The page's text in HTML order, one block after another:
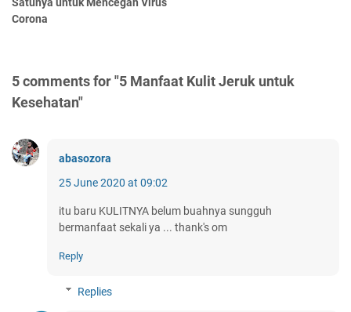
Corona
5 comments for "5 Manfaat Kulit Jeruk untuk
Kesehatan"
abasozora
25 June 2020 at 09:02
itu baru KULITNYA belum buahnya sungguh
bermanfaat sekali ya ... thank's om
Reply
Replies